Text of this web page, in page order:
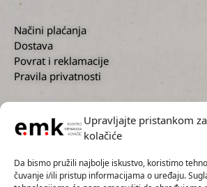
Upravljajte pristankom za
kolačiće
Da bismo pružili najbolje iskustvo, koristimo
čuvanje i/ili pristup informacijama o uređaju.
Načini plaćanja
Dostava
Povrat i reklamacije
Pravila privatnosti
KORISNIČKA PODRŠKA